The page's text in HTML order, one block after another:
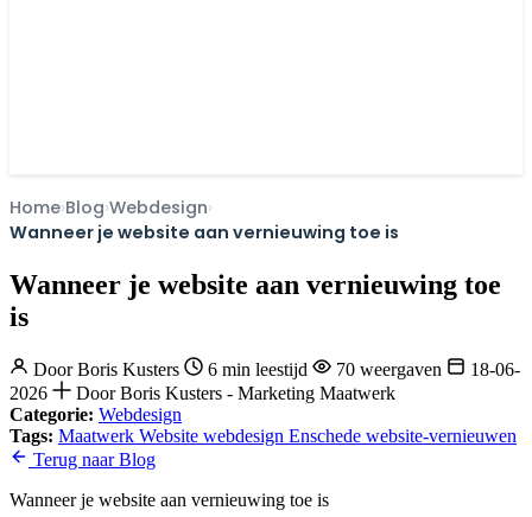
Home Blog Webdesign
Wanneer je website aan vernieuwing toe is
Wanneer je website aan vernieuwing toe
is
DoorBoris Kusters 6 min leestijd 70 weergaven
18-06-
2026
Door Boris Kusters - Marketing Maatwerk
Categorie: Webdesign
Tags: Maatwerk Website webdesign Enschede website-vernieuwen
Terug naar Blog
Wanneer je website aan vernieuwing toe is